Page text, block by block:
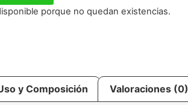
porque no quedan existencias.
y Composición Valoraciones (0)